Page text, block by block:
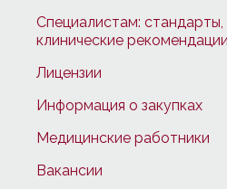
Специалистам: стандарты,
клинические рекомендации
Лицензии
Информация о закупках
Медицинские работники
Вакансии